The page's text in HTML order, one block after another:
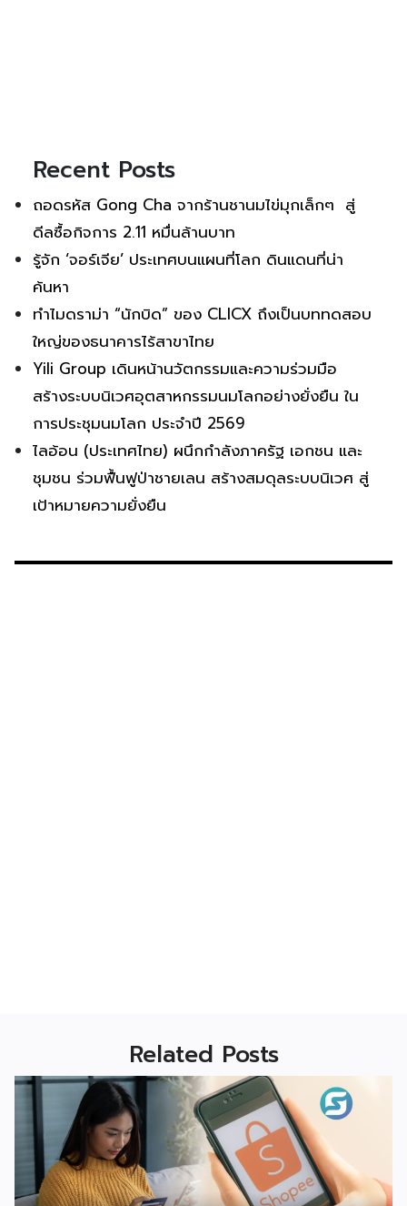
Recent Posts
ถอดรหัส Gong Cha จากร้านชานมไข่มุกเล็กๆ สู่
ดีลซื้อกิจการ 2.11 หมื่นล้านบาท
รู้จัก ‘จอร์เจีย’ ประเทศบนแผนที่โลก ดินแดนที่น่า
ค้นหา
ทำไมดราม่า “นักบิด” ของ CLICX ถึงเป็นบททดสอบ
ใหญ่ของธนาคารไร้สาขาไทย
Yili Group เดินหน้านวัตกรรมและความร่วมมือ
สร้างระบบนิเวศอุตสาหกรรมนมโลกอย่างยั่งยืน ใน
การประชุมนมโลก ประจำปี 2569
ไลอ้อน (ประเทศไทย) ผนึกกำลังภาครัฐ เอกชน และ
ชุมชน ร่วมฟื้นฟูป่าชายเลน สร้างสมดุลระบบนิเวศ สู่
เป้าหมายความยั่งยืน
Related Posts